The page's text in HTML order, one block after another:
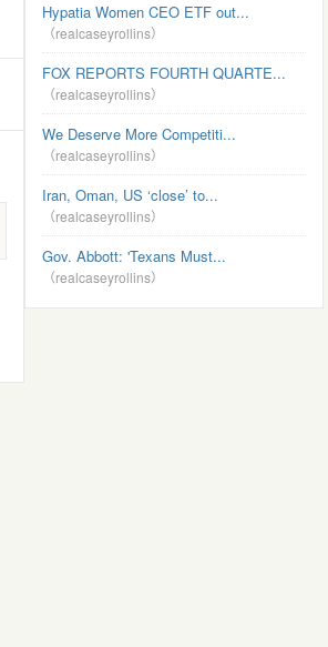
Hypatia Women CEO ETF out...
（realcaseyrollins）
FOX REPORTS FOURTH QUARTE...
（realcaseyrollins）
We Deserve More Competiti...
（realcaseyrollins）
Iran, Oman, US ‘close’ to...
（realcaseyrollins）
Gov. Abbott: 'Texans Must...
（realcaseyrollins）